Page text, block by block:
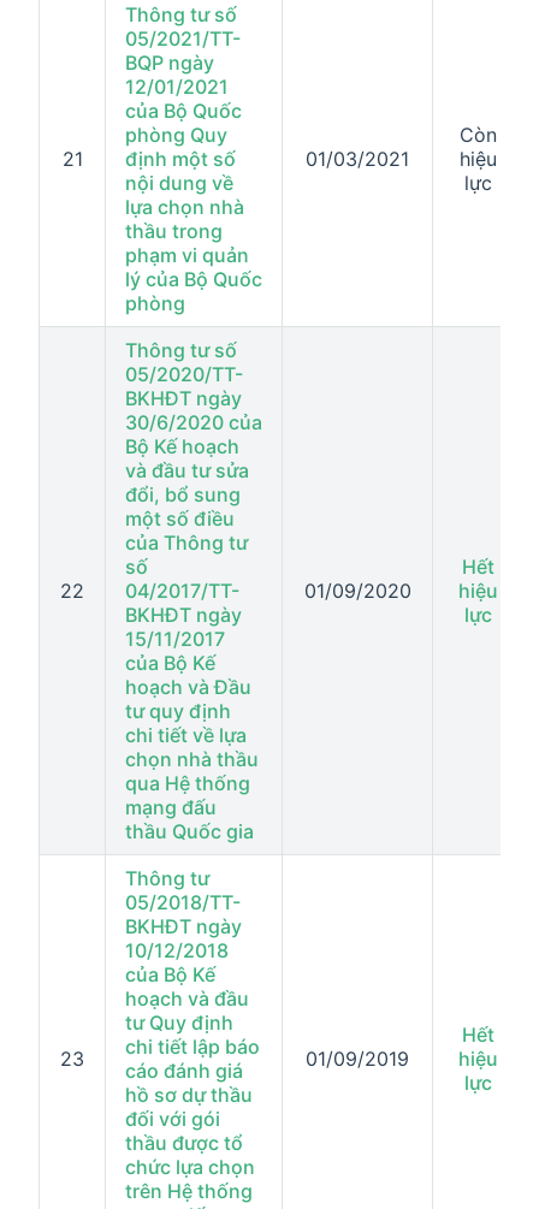
21
Thông tư số
05/2021/TT-
BQP ngày
12/01/2021
của Bộ Quốc
phòng Quy
định một số
nội dung về
lựa chọn nhà
thầu trong
phạm vi quản
lý của Bộ Quốc
phòng
01/03/2021
Còn
hiệu
lực
22
Thông tư số
05/2020/TT-
BKHĐT ngày
30/6/2020 của
Bộ Kế hoạch
và đầu tư sửa
đổi, bổ sung
một số điều
của Thông tư
số
04/2017/TT-
BKHĐT ngày
15/11/2017
của Bộ Kế
hoạch và Đầu
tư quy định
chi tiết về lựa
chọn nhà thầu
qua Hệ thống
mạng đấu
thầu Quốc gia
01/09/2020
Hết
hiệu
lực
23
Thông tư
05/2018/TT-
BKHĐT ngày
10/12/2018
của Bộ Kế
hoạch và đầu
tư Quy định
chi tiết lập báo
cáo đánh giá
hồ sơ dự thầu
đối với gói
thầu được tổ
chức lựa chọn
trên Hệ thống
01/09/2019
Hết
hiệu
lực